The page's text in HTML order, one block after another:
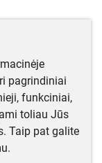
pagrindiniai
funkciniai,
toliau Jūs
Taip pat galite